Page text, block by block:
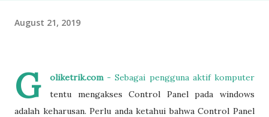
August 21, 2019
G oliketrik.com - Sebagai pengguna aktif komputer
tentu mengakses Control Panel pada windows
adalah keharusan. Perlu anda ketahui bahwa Control Panel